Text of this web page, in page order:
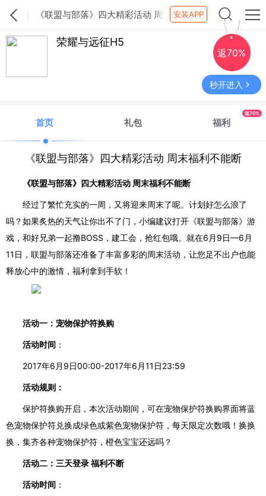
《联盟与部落》四大精彩活动 周
末福利不能断
安装APP
荣耀与远征H5
返70%
秒开进入
首页 礼包 福利
返70%
《联盟与部落》四大精彩活动 周末福利不能断
《联盟与部落》四大精彩活动 周末福利不能断
经过了繁忙充实的一周，又将迎来周末了呢。计划好怎么浪了
吗？如果炙热的天气让你出不了门，小编建议打开《联盟与部落》游
戏，和好兄弟一起撸BOSS，建工会，抢红包哦。就在6月9日—6月
11日，联盟与部落还准备了丰富多彩的周末活动，让您足不出户也能
释放心中的激情， 福利拿到手软 ！
活动一：宠物保护符换购
活动时间 ：
2017年6月9日00:00-2017年6月11日23:59
活动规则：
保护符换购开启， 本次活动期间 ， 可在宠物保护符换购界面将蓝
色宠物保护符兑换成绿色或紫色宠物保护符，每天限定次数哦！ 换换
换，集齐各种宠物保护符，橙色宝宝还远吗？
活动二： 三天登录福利不断
活动时间 ：